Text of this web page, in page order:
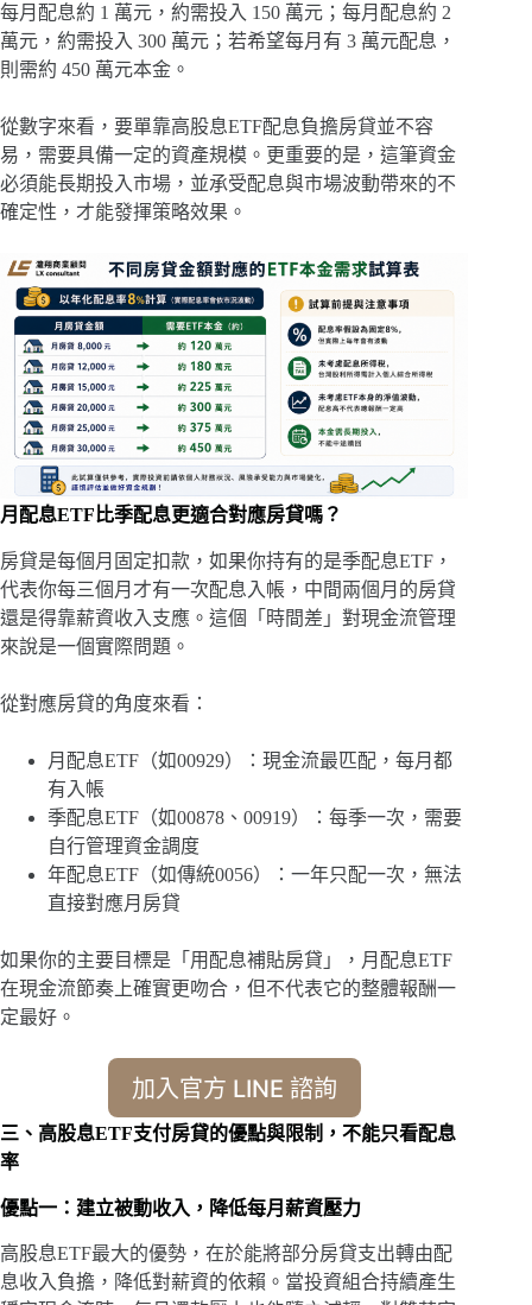
每月配息約 1 萬元，約需投入 150 萬元；每月配息約 2
萬元，約需投入 300 萬元；若希望每月有 3 萬元配息，
則需約 450 萬元本金。
從數字來看，要單靠高股息ETF配息負擔房貸並不容
易，需要具備一定的資產規模。更重要的是，這筆資金
必須能長期投入市場，並承受配息與市場波動帶來的不
確定性，才能發揮策略效果。
月配息ETF比季配息更適合對應房貸嗎？
房貸是每個月固定扣款，如果你持有的是季配息ETF，
代表你每三個月才有一次配息入帳，中間兩個月的房貸
還是得靠薪資收入支應。這個「時間差」對現金流管理
來說是一個實際問題。
從對應房貸的角度來看：
月配息ETF（如00929）：現金流最匹配，每月都
有入帳
季配息ETF（如00878、00919）：每季一次，需要
自行管理資金調度
年配息ETF（如傳統0056）：一年只配一次，無法
直接對應月房貸
如果你的主要目標是「用配息補貼房貸」，月配息ETF
在現金流節奏上確實更吻合，但不代表它的整體報酬一
定最好。
加入官方 LINE 諮詢
三、高股息ETF支付房貸的優點與限制，不能只看配息
率
優點一：建立被動收入，降低每月薪資壓力
高股息ETF最大的優勢，在於能將部分房貸支出轉由配
息收入負擔，降低對薪資的依賴。當投資組合持續產生